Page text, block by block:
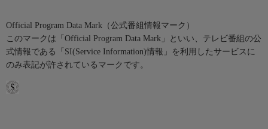
Official Program Data Mark（公式番組情報マーク）
このマークは「Official Program Data Mark」といい、テレビ番組の公
式情報である「SI(Service Information)情報」を利用したサービスに
のみ表記が許されているマークです。